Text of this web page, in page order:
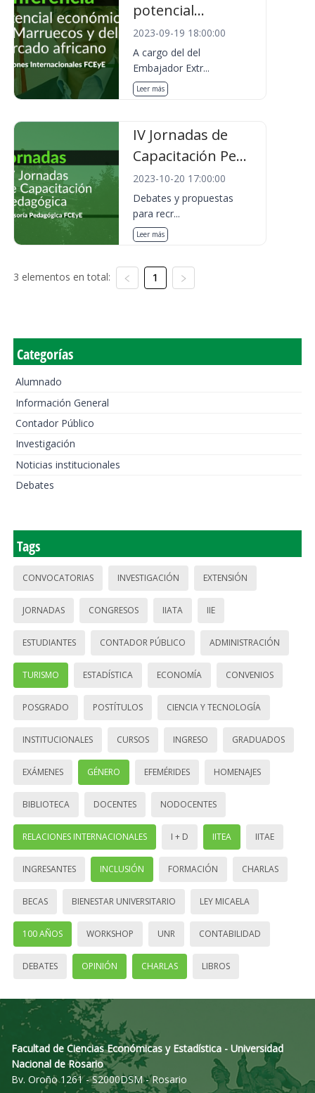
potencial...
2023-09-19 18:00:00
A cargo del del
Embajador Extr...
Leer más
IV Jornadas de
Capacitación Pe...
2023-10-20 17:00:00
Debates y propuestas
para recr...
Leer más
3 elementos en total: 1
Categorías
Alumnado
Información General
Contador Público
Investigación
Noticias institucionales
Debates
Tags
CONVOCATORIAS INVESTIGACIÓN EXTENSIÓN
JORNADAS CONGRESOS IIATA IIE
ESTUDIANTES CONTADOR PÚBLICO ADMINISTRACIÓN
TURISMO ESTADÍSTICA ECONOMÍA CONVENIOS
POSGRADO POSTÍTULOS CIENCIA Y TECNOLOGÍA
INSTITUCIONALES CURSOS INGRESO GRADUADOS
EXÁMENES GÉNERO EFEMÉRIDES HOMENAJES
BIBLIOTECA DOCENTES NODOCENTES
RELACIONES INTERNACIONALES I + D IITEA IITAE
INGRESANTES INCLUSIÓN FORMACIÓN CHARLAS
BECAS BIENESTAR UNIVERSITARIO LEY MICAELA
100 AÑOS WORKSHOP UNR CONTABILIDAD
DEBATES OPINIÓN CHARLAS LIBROS
Facultad de Ciencias Económicas y Estadística - Universidad
Nacional de Rosario
Bv. Oroño 1261 - S2000DSM - Rosario